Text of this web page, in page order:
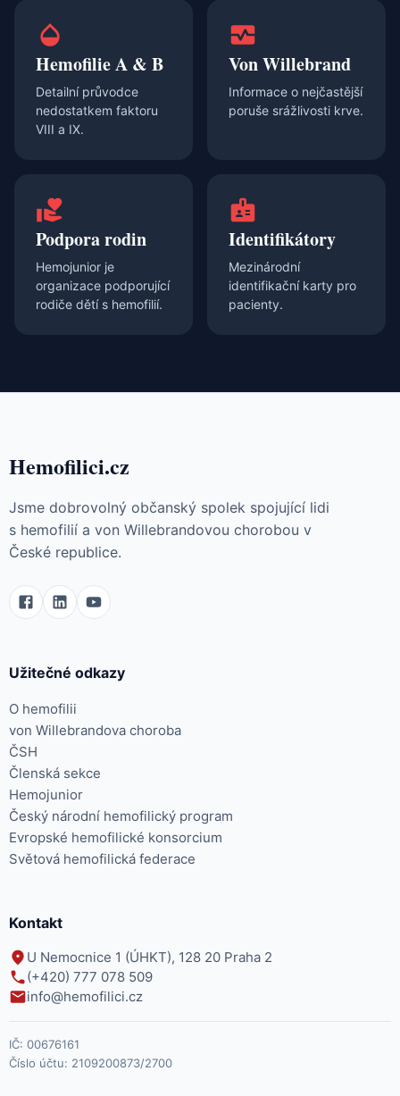
Hemofilie A & B
Detailní průvodce
nedostatkem faktoru
VIII a IX.
Von Willebrand
Informace o nejčastější
poruše srážlivosti krve.
Podpora rodin
Hemojunior je
organizace podporující
rodiče dětí s hemofilií.
Identifikátory
Mezinárodní
identifikační karty pro
pacienty.
Hemofilici.cz
Jsme dobrovolný občanský spolek spojující lidi
s hemofilií a von Willebrandovou chorobou v
České republice.
Užitečné odkazy
O hemofilii
von Willebrandova choroba
ČSH
Členská sekce
Hemojunior
Český národní hemofilický program
Evropské hemofilické konsorcium
Světová hemofilická federace
Kontakt
U Nemocnice 1 (ÚHKT), 128 20 Praha 2
(+420) 777 078 509
info@hemofilici.cz
IČ: 00676161
Číslo účtu: 2109200873/2700